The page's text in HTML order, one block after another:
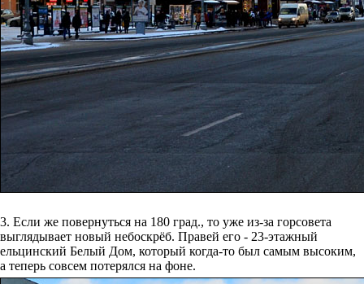
3. Если же повернуться на 180 град., то уже из-за горсовета
выглядывает новый небоскрёб. Правей его - 23-этажный
ельцинский Белый Дом, который когда-то был самым высоким,
а теперь совсем потерялся на фоне.